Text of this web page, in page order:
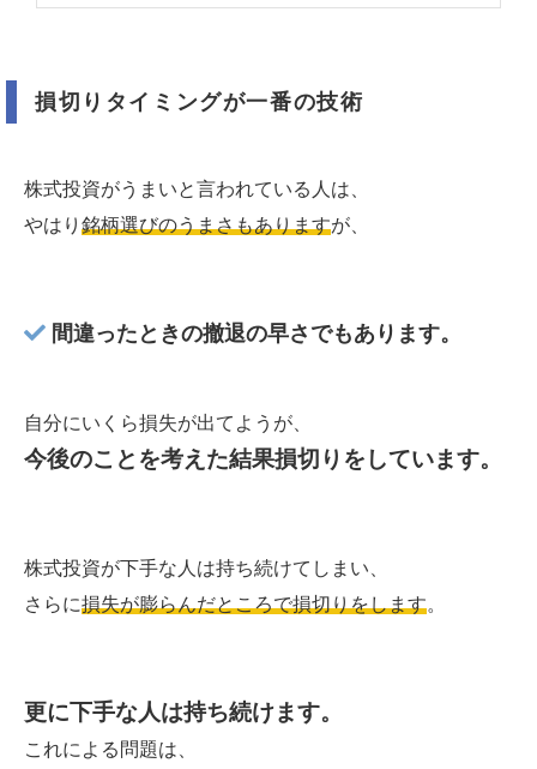
損切りタイミングが一番の技術
株式投資がうまいと言われている人は、
やはり 銘柄選びのうまさもありますが、
間違ったときの撤退の早さでもあります。
自分にいくら損失が出てようが、
今後のことを考えた結果損切りをしています。
株式投資が下手な人は持ち続けてしまい、
さらに損失が膨らんだところで損切りをします。
更に下手な人は持ち続けます。
これによる問題は、